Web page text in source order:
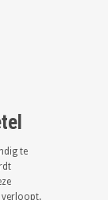
te
verloopt.